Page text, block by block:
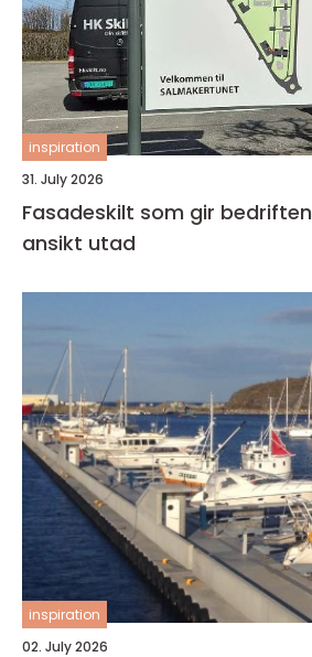
inspiration
31. July 2026
Fasadeskilt som gir
ansikt utad
inspiration
02. July 2026